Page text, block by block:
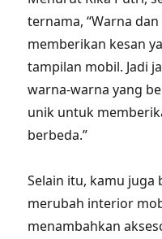
ternama, “Warna
memberikan kesan
tampilan mobil. Jadi
warna-warna yang
unik untuk
berbeda.”
Selain itu, kamu
merubah interior
menambahkan